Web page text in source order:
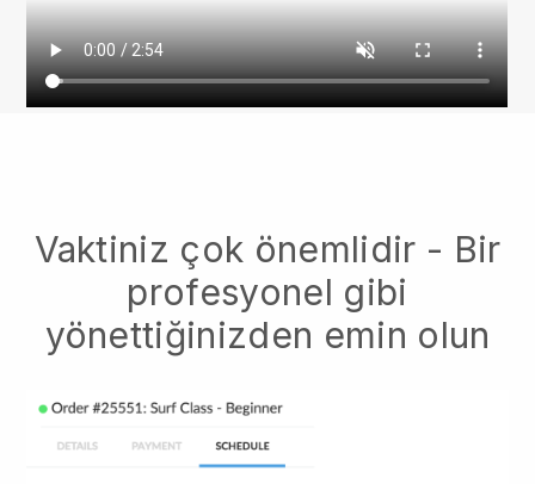
Vaktiniz çok önemlidir - Bir
profesyonel gibi
yönettiğinizden emin olun